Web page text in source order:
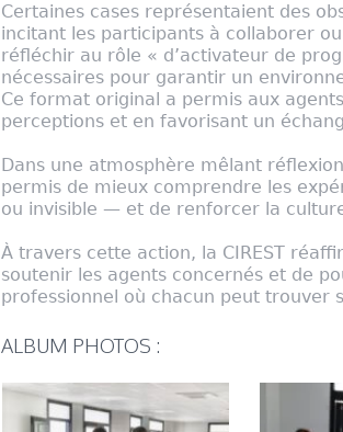
Certaines cases représentaient des
incitant les participants à collaborer
réfléchir au rôle « d’activateur de
nécessaires pour garantir un
Ce format original a permis aux
perceptions et en favorisant un
Dans une atmosphère mêlant
permis de mieux comprendre les
ou invisible — et de renforcer la
À travers cette action, la CIREST
soutenir les agents concernés et de
professionnel où chacun peut trouver
ALBUM PHOTOS :